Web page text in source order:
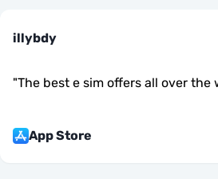
illybdy
"The best e sim offers all over the
App Store